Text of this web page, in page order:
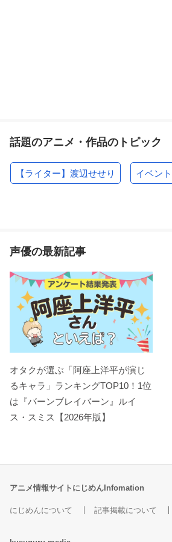
話題のアニメ・作品のトピック
【ライター】渡辺せせり イベント
声優の最新記事
オタクが選ぶ「阿座上洋平が演じ
るキャラ」ランキングTOP10！1位
は『バーンブレイバーン』ルイ
ス・スミス【2026年版】
アニメ情報サイトにじめんInfomation
にじめんについて 記事掲載について